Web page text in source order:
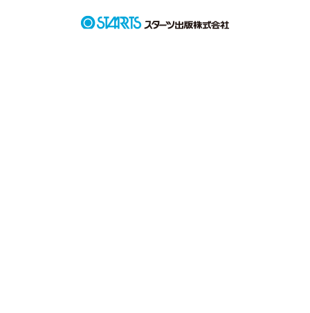
作品を読む